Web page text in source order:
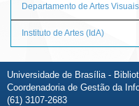
Departamento de Artes Visuais
Instituto de Artes (IdA)
Universidade de Brasília -
Coordenadoria de Gestão da
(61) 3107-2683